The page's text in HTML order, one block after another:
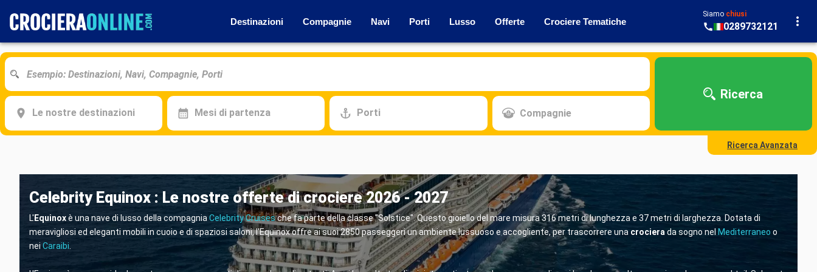
Destinazioni Compagnie Navi Porti Lusso Offerte Crociere Tematiche
Siamo chiusi
0289732121
Le nostre destinazioni Mesi di partenza Porti Compagnie
Ricerca
Ricerca Avanzata
Celebrity Equinox : Le nostre offerte di crociere 2026 - 2027
L' Equinoxè una nave di lusso della compagnia Celebrity Cruisesche fa parte della classe "Solstice". Questo gioiello del mare misura 316 metri di lunghezza e 37 metri di larghezza. Dotata di
meravigliosi ed eleganti mobili in cuoio e di spaziosi saloni, l'Equinox offre ai suoi 2850 passeggeri un ambiente lussuoso e accogliente, per trascorrere una crociera da sogno nel Mediterraneo o
nei Caraibi